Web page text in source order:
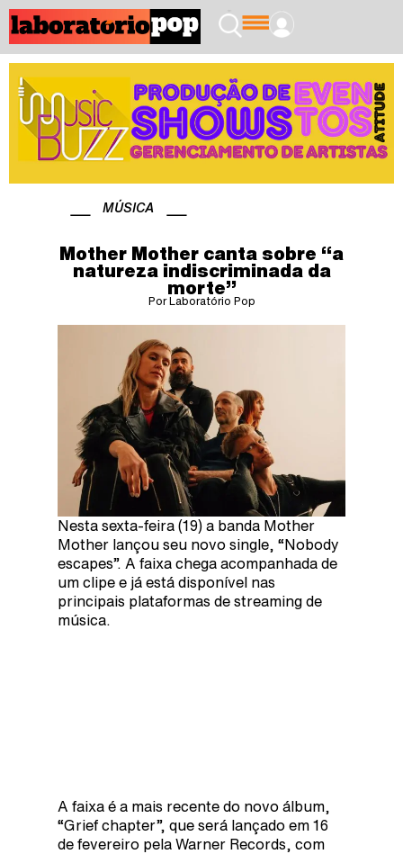
MÚSICA
Mother Mother canta sobre “a
natureza indiscriminada da
morte”
Por Laboratório Pop
Nesta sexta-feira (19) a banda Mother
Mother lançou seu novo single, “Nobody
escapes”. A faixa chega acompanhada de
um clipe e já está disponível nas
principais plataformas de streaming de
música.
A faixa é a mais recente do novo álbum,
“Grief chapter”, que será lançado em 16
de fevereiro pela Warner Records, com